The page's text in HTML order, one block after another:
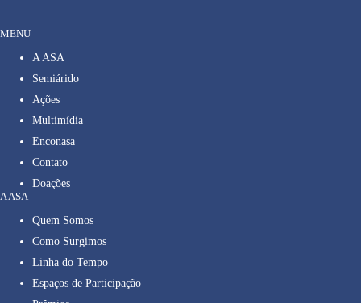
MENU
A ASA
Semiárido
Ações
Multimídia
Enconasa
Contato
Doações
A ASA
Quem Somos
Como Surgimos
Linha do Tempo
Espaços de Participação